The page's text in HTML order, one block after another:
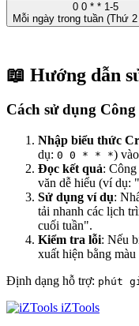
0 0 * * 1-5
Mỗi ngày trong tuần (Thứ
📖 Hướng dẫn
Cách sử dụng
Nhập biểu thức
dụ: 0 0 * * *)
Đọc kết quả:
văn dễ hiểu (ví dụ:
Sử dụng ví dụ:
tải nhanh các lịch
cuối tuần".
Kiểm tra lỗi: Nếu
xuất hiện bằng màu
Định dạng hỗ trợ: phút
iZTools